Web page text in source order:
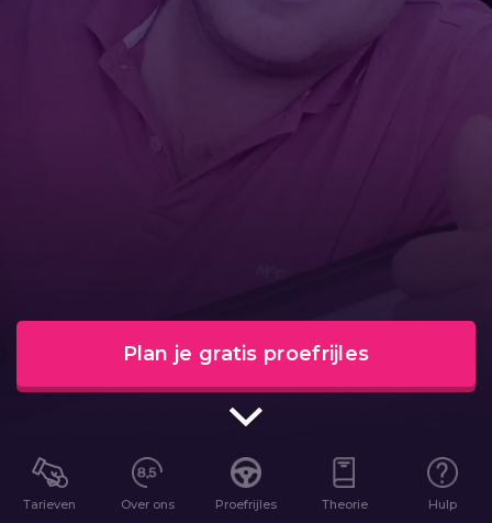
Plan je gratis proefrijles
Tarieven Over ons Proefrijles Theorie Hulp